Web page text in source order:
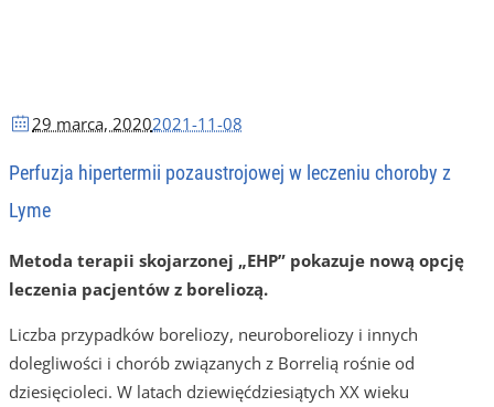
29 marca, 20202021-11-08
Perfuzja hipertermii pozaustrojowej w leczeniu choroby z
Lyme
Metoda terapii skojarzonej „EHP” pokazuje nową opcję
leczenia pacjentów z boreliozą.
Liczba przypadków boreliozy, neuroboreliozy i innych
dolegliwości i chorób związanych z Borrelią rośnie od
dziesięcioleci. W latach dziewięćdziesiątych XX wieku